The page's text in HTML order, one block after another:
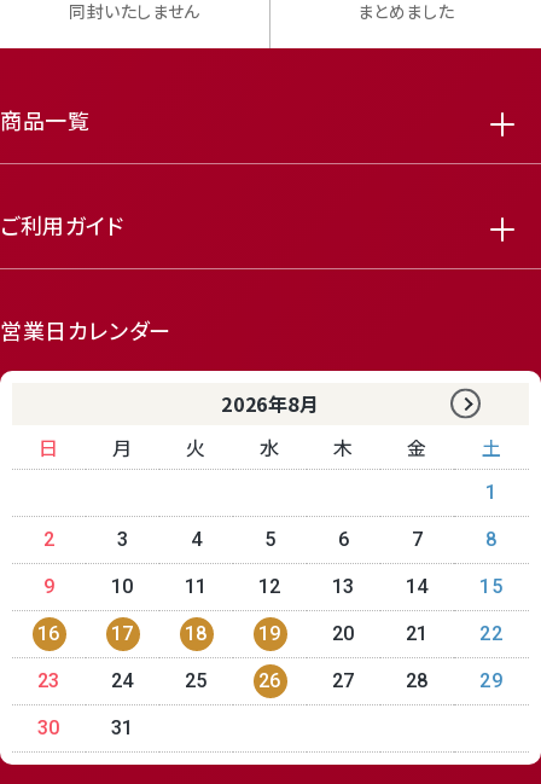
featured_seasonal_and_gifts delivery_truck_speed
receipt_long
同封いたしません まとめました
商品一覧
ご利用ガイド
営業日カレンダー
2026年8月
日
月 火 水 木 金 土
1
2 3 4 5 6 7 8
9 10 11 12 13 14 15
16 17 18 19 20 21 22
23 24 25 26 27 28 29
30 31